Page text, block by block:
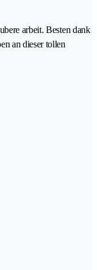
arbeit. Besten dank
an dieser tollen